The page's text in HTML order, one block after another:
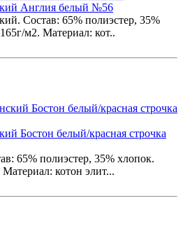
Англия белый №56
Состав: 65% полиэстер, 35%
м2. Материал: кот..
Бостон белый/красная строчка
65% полиэстер, 35% хлопок.
котон элит...